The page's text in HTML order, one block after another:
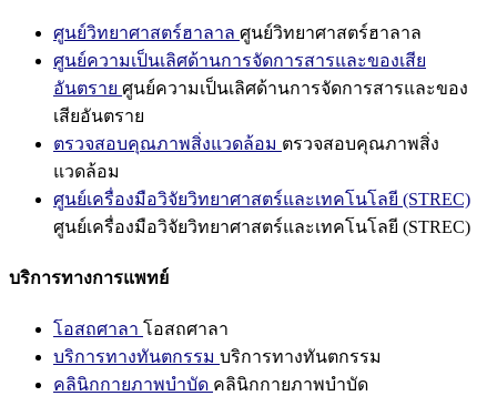
ศูนย์วิทยาศาสตร์ฮาลาล ศูนย์วิทยาศาสตร์ฮาลาล
ศูนย์ความเป็นเลิศด้านการจัดการสารและของเสีย
อันตราย ศูนย์ความเป็นเลิศด้านการจัดการสารและของ
เสียอันตราย
ตรวจสอบคุณภาพสิ่งแวดล้อม ตรวจสอบคุณภาพสิ่ง
แวดล้อม
ศูนย์เครื่องมือวิจัยวิทยาศาสตร์และเทคโนโลยี (STREC)
ศูนย์เครื่องมือวิจัยวิทยาศาสตร์และเทคโนโลยี (STREC)
บริการทางการแพทย์
โอสถศาลา โอสถศาลา
บริการทางทันตกรรม บริการทางทันตกรรม
คลินิกกายภาพบำบัด คลินิกกายภาพบำบัด